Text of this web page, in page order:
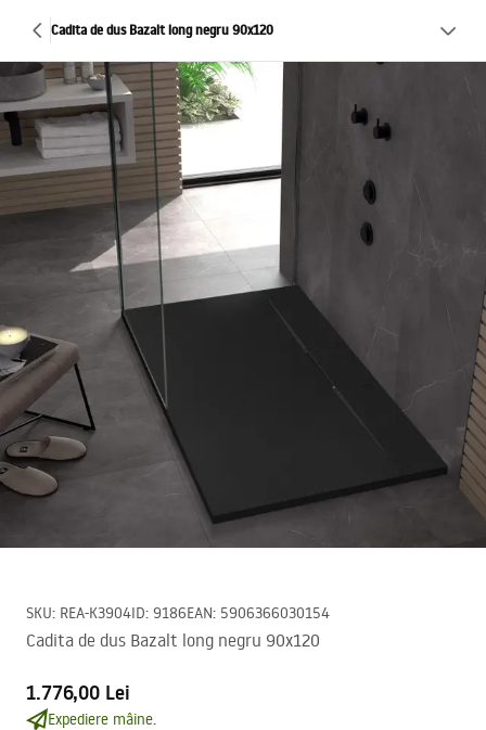
Cadita de dus Bazalt long negru 90x120
SKU: REA-K3904ID: 9186EAN: 5906366030154
Cadita de dus Bazalt long negru 90x120
1.776,00 Lei
Expediere mâine.